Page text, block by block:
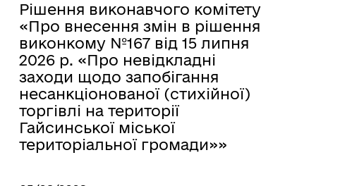
Рішення виконавчого комітету
«Про внесення змін в рішення
виконкому №167 від 15 липня
2026 р. «Про невідкладні
заходи щодо запобігання
несанкціонованої (стихійної)
торгівлі на території
Гайсинської міської
територіальної громади»»